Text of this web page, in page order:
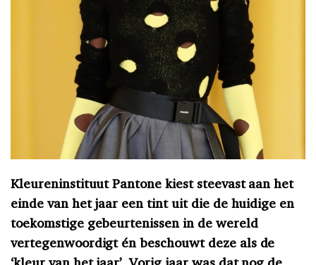
Kleureninstituut Pantone kiest steevast aan het
einde van het jaar een tint uit die de huidige en
toekomstige gebeurtenissen in de wereld
vertegenwoordigt én beschouwt deze als de